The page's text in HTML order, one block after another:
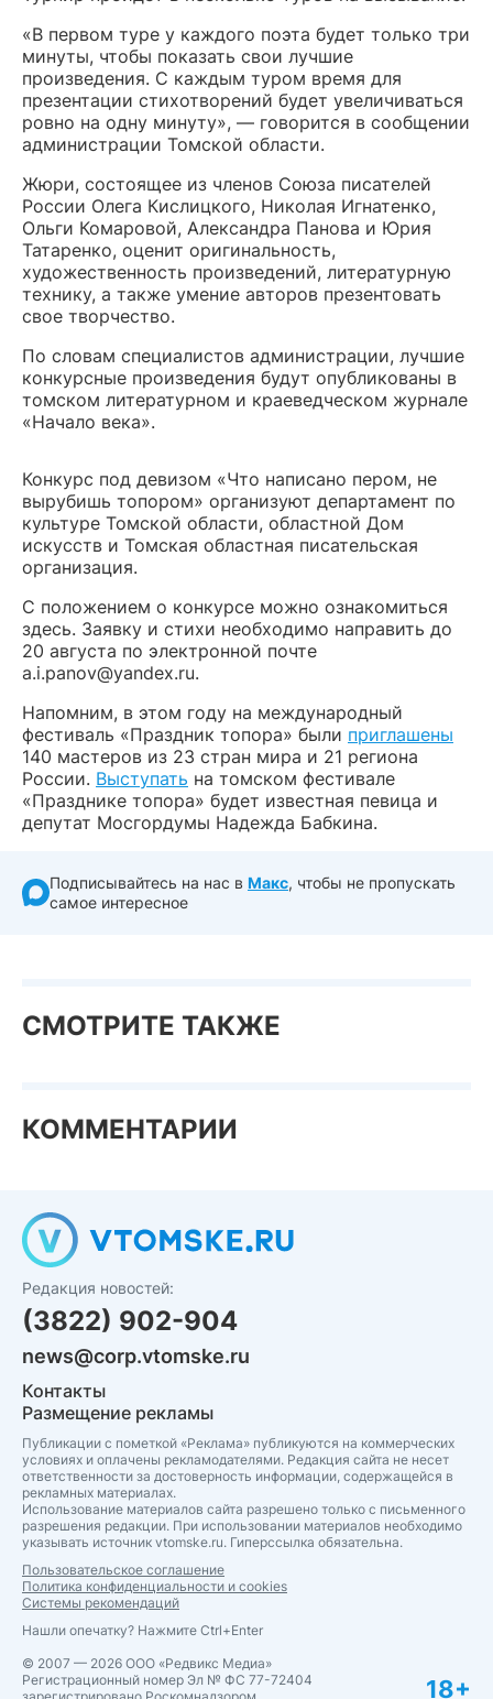
«В первом туре у каждого поэта будет только три
минуты, чтобы показать свои лучшие
произведения. С каждым туром время для
презентации стихотворений будет увеличиваться
ровно на одну минуту», — говорится в сообщении
администрации Томской области.
Жюри, состоящее из членов Союза писателей
России Олега Кислицкого, Николая Игнатенко,
Ольги Комаровой, Александра Панова и Юрия
Татаренко, оценит оригинальность,
художественность произведений, литературную
технику, а также умение авторов презентовать
свое творчество.
По словам специалистов администрации, лучшие
конкурсные произведения будут опубликованы в
томском литературном и краеведческом журнале
«Начало века».
Конкурс под девизом «Что написано пером, не
вырубишь топором» организуют департамент по
культуре Томской области, областной Дом
искусств и Томская областная писательская
организация.
С положением о конкурсе можно ознакомиться
здесь. Заявку и стихи необходимо направить до
20 августа по электронной почте
a.i.panov@yandex.ru.
Напомним, в этом году на международный
фестиваль «Праздник топора» были приглашены
140 мастеров из 23 стран мира и 21 региона
России. Выступать на томском фестивале
«Празднике топора» будет известная певица и
депутат Мосгордумы Надежда Бабкина.
Подписывайтесь на нас в Макс, чтобы не пропускать
самое интересное
СМОТРИТЕ ТАКЖЕ
КОММЕНТАРИИ
Редакция новостей:
(3822) 902-904
news@corp.vtomske.ru
Контакты
Размещение рекламы
Публикации с пометкой «Реклама» публикуются на коммерческих
условиях и оплачены рекламодателями. Редакция сайта не несет
ответственности за достоверность информации, содержащейся в
рекламных материалах.
Использование материалов сайта разрешено только с письменного
разрешения редакции. При использовании материалов необходимо
указывать источник vtomske.ru. Гиперссылка обязательна.
Пользовательское соглашение
Политика конфиденциальности и cookies
Системы рекомендаций
Нашли опечатку? Нажмите Ctrl+Enter
© 2007 — 2026 ООО «Редвикс Медиа»
Регистрационный номер Эл № ФС 77-72404
18+